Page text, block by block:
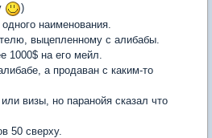
)
наименования.
выцепленному с алибабы.
1000$ на его мейл.
а продаван с каким-то
визы, но паранойя сказал что
50 сверху.